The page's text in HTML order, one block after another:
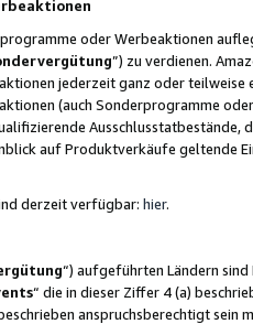
oder Werbeaktionen
”) zu verdienen.
jederzeit ganz oder
(auch Sonderprogramme
Ausschlusstatbestände,
auf Produktverkäufe geltende
derzeit verfügbar: hier.
“) aufgeführten Ländern
“ die in dieser Ziffer 4 (a)
anspruchsberechtigt sein